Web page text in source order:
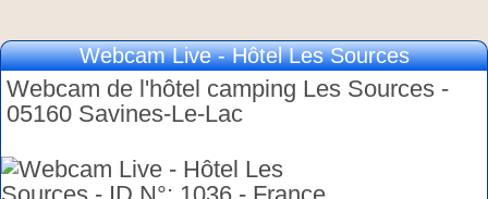
Webcam Live - Hôtel Les Sources
Webcam de l'hôtel camping Les Sources -
05160 Savines-Le-Lac